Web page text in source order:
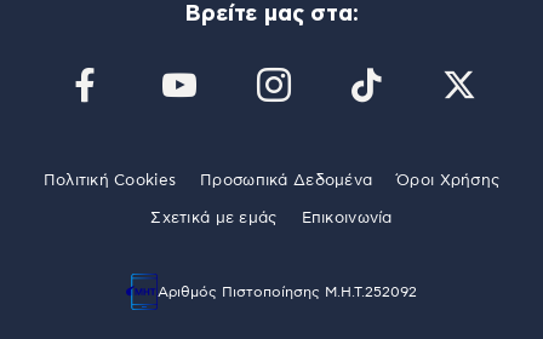
Βρείτε μας στα:
Πολιτική Cookies Προσωπικά Δεδομένα Όροι Χρήσης
Σχετικά με εμάς Επικοινωνία
Αριθμός Πιστοποίησης Μ.Η.Τ.252092